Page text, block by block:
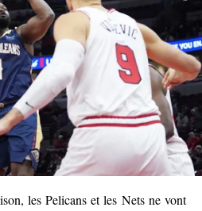
les Pelicans et les Nets ne vont